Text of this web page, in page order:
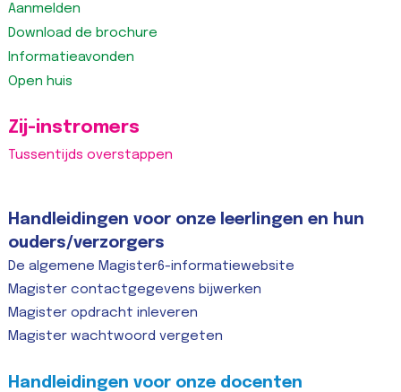
Aanmelden
Download de brochure
Informatieavonden
Open huis
Zij-instromers
Tussentijds overstappen
Handleidingen voor onze leerlingen en hun
ouders/verzorgers
De algemene Magister6-informatiewebsite
Magister contactgegevens bijwerken
Magister opdracht inleveren
Magister wachtwoord vergeten
Handleidingen voor onze docenten